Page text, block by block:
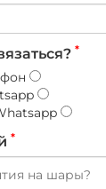
*
*